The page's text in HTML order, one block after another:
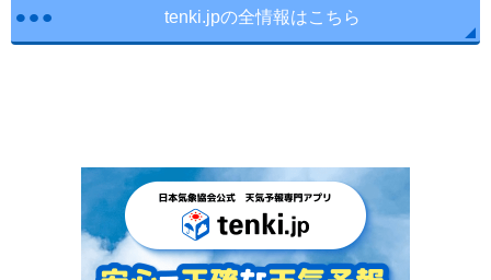
tenki.jpの全情報はこちら